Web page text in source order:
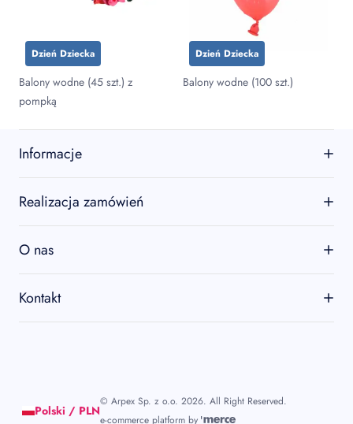
Dzień Dziecka
Balony wodne (45 szt.) z
pompką
Dzień Dziecka
Balony wodne (100 szt.)
Informacje
O firmie
Kontakt
Realizacja zamówień
Regulamin
Zwroty i reklamacje
O nas
Od ponad 30 lat tworzymy oryginalne i pomysłowe produkty, które
gwarantują świetną zabawę, nadają niepowtarzalny charakter
ważnym chwilom i inspirują do organizowania niezapomnianych
Kontakt
Telefon
© Arpex Sp. z o.o. 2026. All Right Reserved.
e-commerce platform by
Polski / PLN